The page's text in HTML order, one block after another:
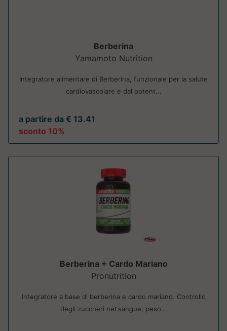
Berberina
Yamamoto Nutrition
Integratore alimentare di Berberina, funzionale per la salute
cardiovascolare e dal potent...
a partire da € 13.41
sconto 10%
Berberina + Cardo Mariano
Pronutrition
Integratore a base di berberina e cardo mariano. Controllo
degli zuccheri nel sangue, peso...